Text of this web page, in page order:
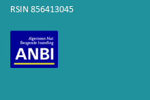
RSIN 856413045